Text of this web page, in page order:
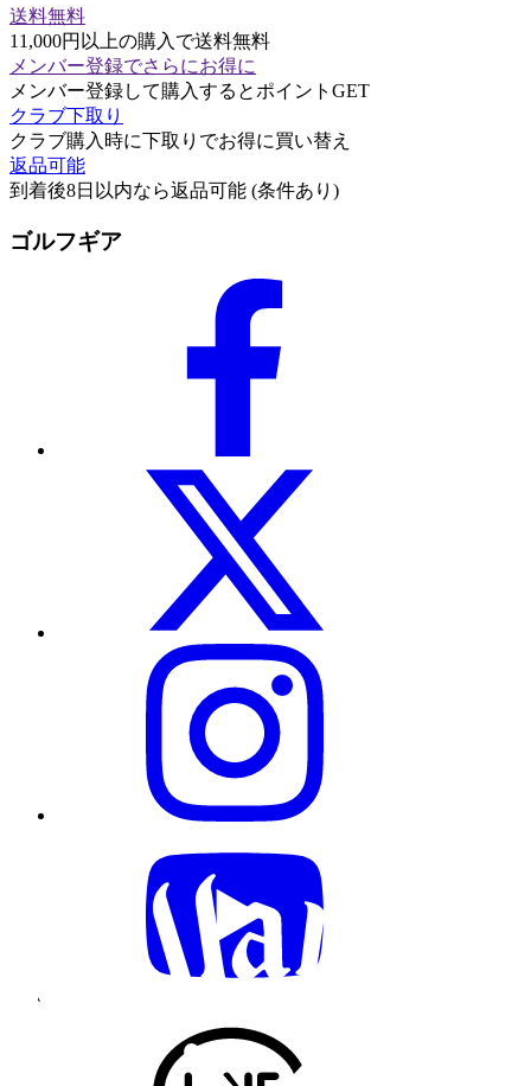
送料無料
11,000円以上の購入で送料無料
メンバー登録でさらにお得に
メンバー登録して購入するとポイントGET
クラブ下取り
クラブ購入時に下取りでお得に買い替え
返品可能
到着後8日以内なら返品可能 (条件あり)
ゴルフギア